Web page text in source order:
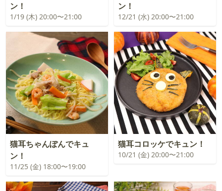
ン！
1/19 (木) 20:00〜21:00
ン！
12/21 (水) 20:00〜21:00
猫耳ちゃんぽんでキュ
ン！
11/25 (金) 18:00〜19:00
猫耳コロッケでキュン！
10/21 (金) 20:00〜21:00